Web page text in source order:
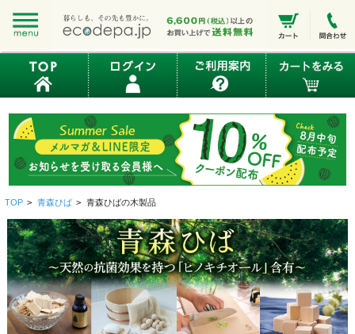
TOP > 青森ひば > 青森ひばの木製品